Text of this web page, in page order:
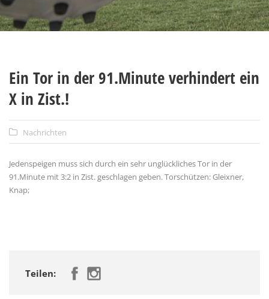
Ein Tor in der 91.Minute verhindert ein
X in Zist.!
Nachrichten
Jedenspeigen muss sich durch ein sehr unglückliches Tor in der
91.Minute mit 3:2 in Zist. geschlagen geben. Torschützen: Gleixner,
Knap;
Teilen: